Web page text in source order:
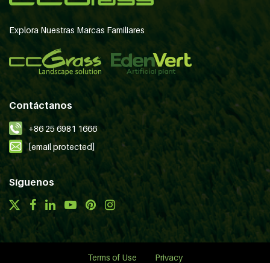
Explora Nuestras Marcas Familiares
Contáctanos
+86 25 6981 1666
[email protected]
Síguenos
Terms of Use Privacy